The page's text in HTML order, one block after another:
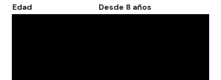
Edad
Desde 8 años